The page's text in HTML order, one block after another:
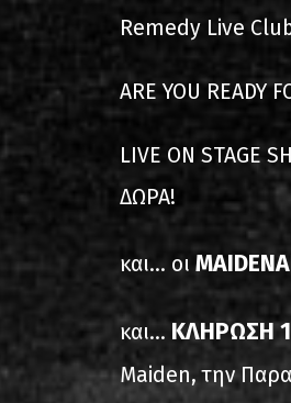
2008-08-02
2011-06-17
2018-07-20
2022-07-16
Remedy Live
ARE YOU READY
LIVE ΟΝ STAGE
ΔΩΡΑ!
και... οι
και... ΚΛΗΡΩΣΗ 1
Maiden, την